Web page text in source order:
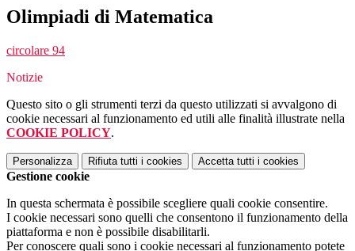
Olimpiadi di Matematica
circolare 94
Notizie
Questo sito o gli strumenti terzi da questo utilizzati si avvalgono di
cookie necessari al funzionamento ed utili alle finalità illustrate nella
COOKIE POLICY.
Personalizza Rifiuta tutti i cookies Accetta tutti i cookies
Gestione cookie
In questa schermata è possibile scegliere quali cookie consentire.
I cookie necessari sono quelli che consentono il funzionamento della
piattaforma e non è possibile disabilitarli.
Per conoscere quali sono i cookie necessari al funzionamento potete